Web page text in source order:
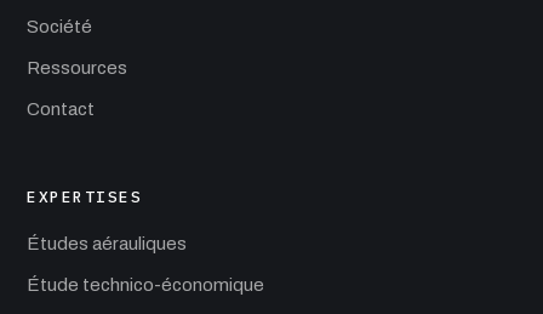
Société
Ressources
Contact
EXPERTISES
Études aérauliques
Étude technico-économique